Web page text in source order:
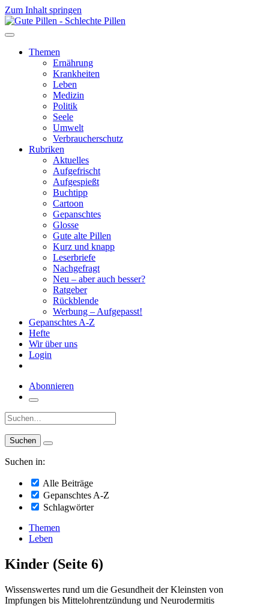
Zum Inhalt springen
Themen
Ernährung
Krankheiten
Leben
Medizin
Politik
Seele
Umwelt
Verbraucherschutz
Rubriken
Aktuelles
Aufgefrischt
Aufgespießt
Buchtipp
Cartoon
Gepanschtes
Glosse
Gute alte Pillen
Kurz und knapp
Leserbriefe
Nachgefragt
Neu – aber auch besser?
Ratgeber
Rückblende
Werbung – Aufgepasst!
Gepanschtes A-Z
Hefte
Wir über uns
Login
Abonnieren
Suche:
Suchen in:
Alle Beiträge
Gepanschtes A-Z
Schlagwörter
Themen
Leben
Kinder (Seite 6)
Wissenswertes rund um die Gesundheit der Kleinsten von
Impfungen bis Mittelohrentzündung und Neurodermitis